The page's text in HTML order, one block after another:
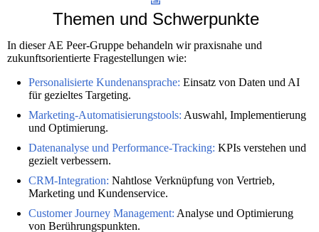
Themen und Schwerpunkte
In dieser AE Peer-Gruppe behandeln wir praxisnahe und
zukunftsorientierte Fragestellungen wie:
Personalisierte Kundenansprache: Einsatz von Daten und AI
für gezieltes Targeting.
Marketing-Automatisierungstools: Auswahl, Implementierung
und Optimierung.
Datenanalyse und Performance-Tracking: KPIs verstehen und
gezielt verbessern.
CRM-Integration: Nahtlose Verknüpfung von Vertrieb,
Marketing und Kundenservice.
Customer Journey Management: Analyse und Optimierung
von Berührungspunkten.